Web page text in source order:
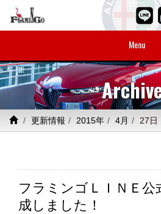
Menu
更新情報 2015年 4月 27日
フラミンゴＬＩＮＥ
成しました！